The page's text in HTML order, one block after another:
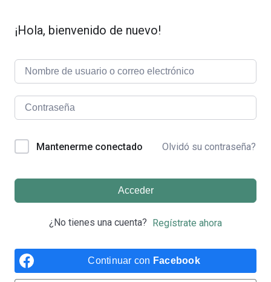
¡Hola, bienvenido de nuevo!
Mantenerme conectado Olvidó su contraseña?
Acceder
¿No tienes una cuenta? Regístrate ahora
Continuar con Facebook